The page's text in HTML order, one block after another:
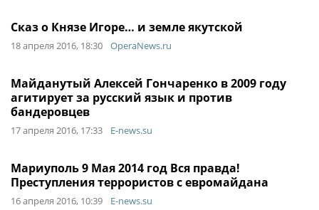
Сказ о Князе Игоре… и земле якутской
18 апреля 2016, 18:30 OperaNews.ru
Майданутый Алексей Гончаренко в 2009 году
агитирует за русский язык и против
бандеровцев
17 апреля 2016, 17:33 E-news.su
Мариуполь 9 Мая 2014 год Вся правда!
Преступления террористов с евромайдана
16 апреля 2016, 10:39 E-news.su